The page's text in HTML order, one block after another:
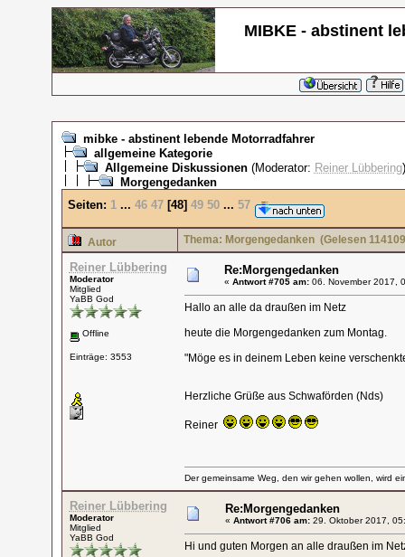
MIBKE - abstinent
mibke - abstinent lebende Motorradfahrer
allgemeine Kategorie
Allgemeine Diskussionen(Moderator: Reiner Lübbering)
Morgengedanken
Seiten: 1 ... 46 47[48] 49 50 ... 57
Autor Thema: Morgengedanken(Gelesen
Reiner Lübbering
Moderator
Mitglied
YaBB God
Offline
Einträge: 3553
Re:Morgengedanken
« Antwort #705 am:06. November 2017,
Hallo an alle da draußen im Netz
heute die Morgengedanken zum Montag.
"Möge es in deinem Leben keine
Herzliche Grüße aus Schwaförden (Nds)
Reiner
Der gemeinsame Weg, den wir gehen wollen, wird
Reiner Lübbering
Moderator
Mitglied
YaBB God
Re:Morgengedanken
« Antwort #706 am:29. Oktober 2017,
Hi und guten Morgen an alle draußen im